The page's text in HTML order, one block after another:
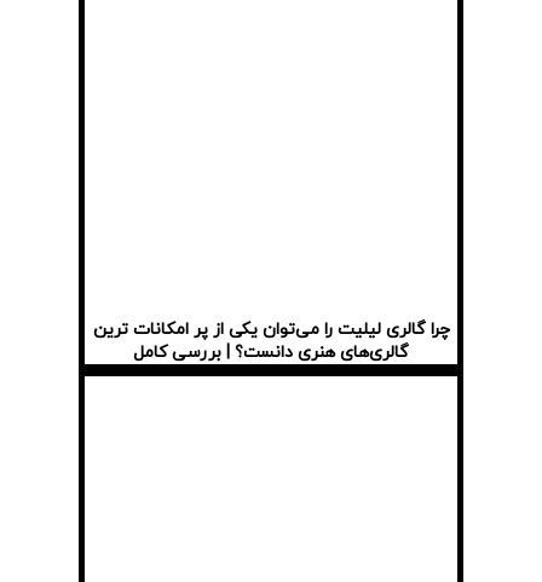
چرا گالری لیلیت را می‌توان یکی از پر امکانات ترین
گالری‌های هنری دانست؟ | بررسی کامل